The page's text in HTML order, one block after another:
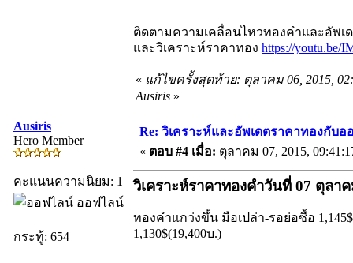
ติดตามความเคลื่อนไหวทองคำและอัพเ
และวิเคราะห์ราคาทอง https://youtu.be/
« แก้ไขครั้งสุดท้าย: ตุลาคม 06, 2015,
Ausiris »
Ausiris
Hero Member
คะแนนความนิยม: 1
ออฟไลน์
กระทู้: 654
Re: วิเคราะห์และอัพเดตราคาทองกับ
« ตอบ #4 เมื่อ: ตุลาคม 07, 2015,
วิเคราะห์ราคาทองคำวันที่ 07 ตุลา
ทองคำแกว่งขึ้น มือเปล่า-รอย่อซื้อ
1,130$(19,400บ.)